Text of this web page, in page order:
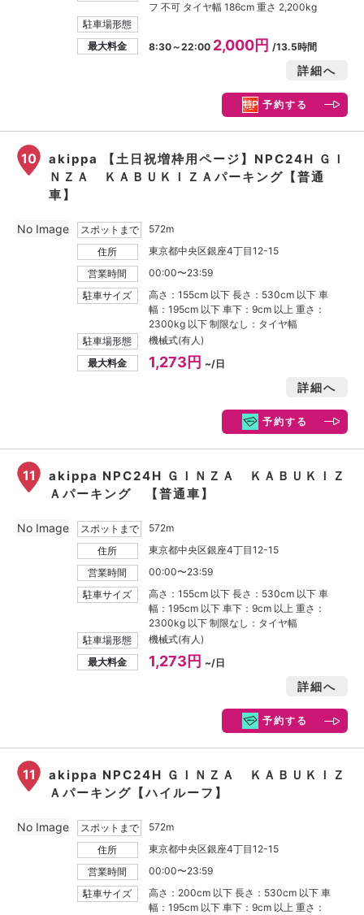
フ 不可 タイヤ幅 186cm 重さ 2,200kg
駐車場形態
最大料金
8:30～22:00 2,000円 /13.5時間
詳細へ
予約する
10
akippa 【土日祝増枠用ページ】NPC24H ＧＩ
ＮＺＡ ＫＡＢＵＫＩＺＡパーキング【普通
車】
スポットまで
572m
住所
東京都中央区銀座4丁目12-15
営業時間
00:00〜23:59
駐車サイズ
高さ：155cm 以下 長さ：530cm 以下 車
幅：195cm 以下 車下：9cm 以上 重さ：
2300kg 以下 制限なし：タイヤ幅
駐車場形態
機械式(有人)
最大料金
1,273円 ~/日
詳細へ
予約する
No Image
11
akippa NPC24H ＧＩＮＺＡ ＫＡＢＵＫＩＺ
Ａパーキング 【普通車】
スポットまで
572m
住所
東京都中央区銀座4丁目12-15
営業時間
00:00〜23:59
駐車サイズ
高さ：155cm 以下 長さ：530cm 以下 車
幅：195cm 以下 車下：9cm 以上 重さ：
2300kg 以下 制限なし：タイヤ幅
駐車場形態
機械式(有人)
最大料金
1,273円 ~/日
詳細へ
予約する
No Image
11
akippa NPC24H ＧＩＮＺＡ ＫＡＢＵＫＩＺ
Ａパーキング【ハイルーフ】
スポットまで
572m
住所
東京都中央区銀座4丁目12-15
営業時間
00:00〜23:59
駐車サイズ
高さ：200cm 以下 長さ：530cm 以下 車
幅：195cm 以下 車下：9cm 以上 重さ：
No Image